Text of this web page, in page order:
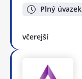
Plný úvazek
včerejší